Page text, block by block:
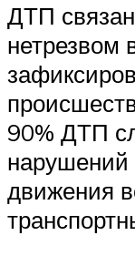
ДТП
нетрезвом
90% ДТП
нарушений
движения